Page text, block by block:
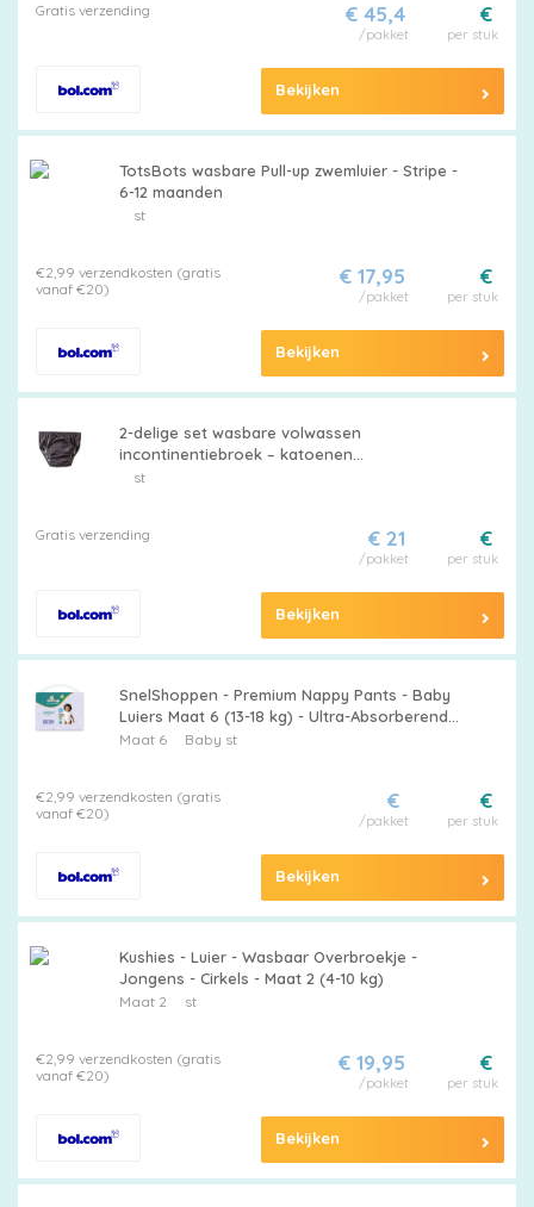
Gratis verzending €
per stuk
€ 45,4
/pakket
Bekijken
TotsBots wasbare Pull-up zwemluier - Stripe -
6-12 maanden
st
€2,99 verzendkosten (gratis
vanaf €20)
€
per stuk
€ 17,95
/pakket
Bekijken
2-delige set wasbare volwassen
incontinentiebroek – katoenen
urinebeschermende onderbroek voor
st
Gratis verzending €
per stuk
€ 21
/pakket
Bekijken
SnelShoppen - Premium Nappy Pants - Baby
Luiers Maat 6 (13-18 kg) - Ultra-Absorberende
Pull-Ups - Chemisch Vrij, Hypoallergeen,
Maat 6 Baby st
€2,99 verzendkosten (gratis
vanaf €20)
€
per stuk
€
/pakket
Bekijken
Kushies - Luier - Wasbaar Overbroekje -
Jongens - Cirkels - Maat 2 (4-10 kg)
Maat 2 st
€2,99 verzendkosten (gratis
vanaf €20)
€
per stuk
€ 19,95
/pakket
Bekijken